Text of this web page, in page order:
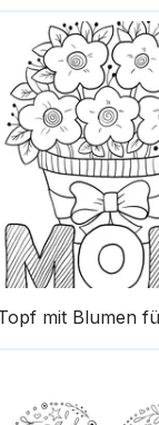
mit Blumen